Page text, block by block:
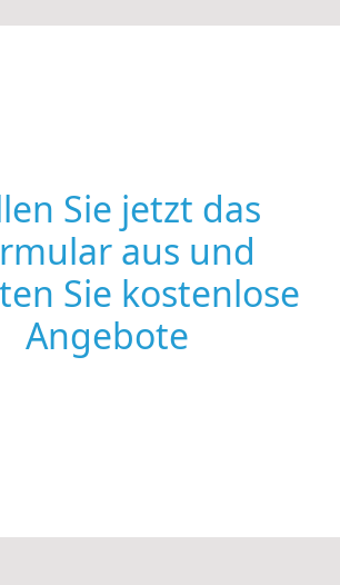
Sie jetzt das
aus und
Sie kostenlose
Angebote